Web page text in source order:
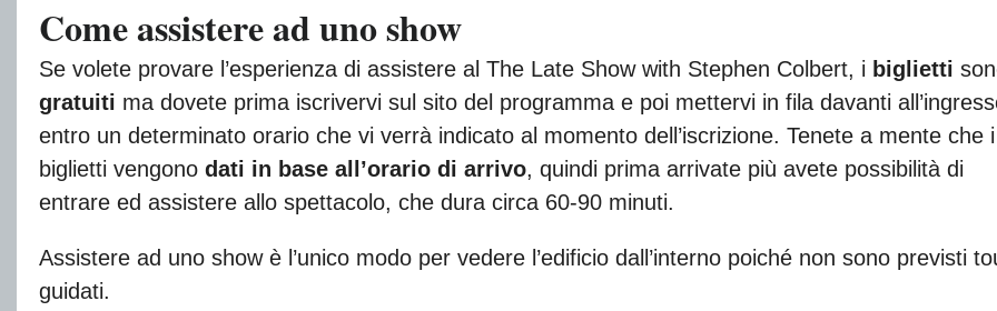
Come assistere ad uno show
Se volete provare l’esperienza di assistere al The Late Show with Stephen Colbert, i biglietti
gratuiti ma dovete prima iscrivervi sul sito del programma e poi mettervi in fila davanti
entro un determinato orario che vi verrà indicato al momento dell’iscrizione. Tenete a mente che i
biglietti vengono dati in base all’orario di arrivo, quindi prima arrivate più avete possibilità di
entrare ed assistere allo spettacolo, che dura circa 60-90 minuti.
Assistere ad uno show è l’unico modo per vedere l’edificio dall’interno poiché non sono previsti
guidati.